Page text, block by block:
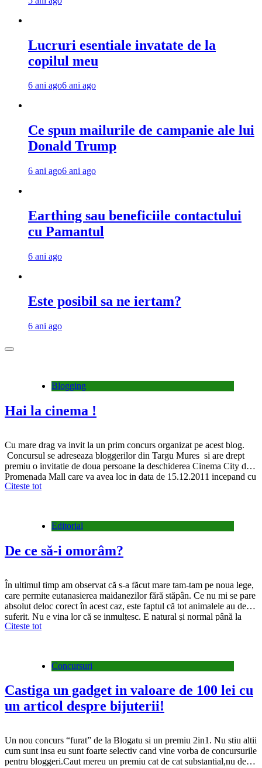
Lucruri esentiale invatate de la
copilul meu
6 ani ago6 ani ago
Ce spun mailurile de campanie ale lui
Donald Trump
6 ani ago6 ani ago
Earthing sau beneficiile contactului
cu Pamantul
6 ani ago
Este posibil sa ne iertam?
6 ani ago
Blogging
Hai la cinema !
Cu mare drag va invit la un prim concurs organizat pe acest blog.
Concursul se adreseaza bloggerilor din Targu Mures si are drept
premiu o invitatie de doua persoane la deschiderea Cinema City din
Promenada Mall care va avea loc in data de 15.12.2011 incepand cu
orele 19.00 . Din proprie experienta va spun ca…
Citeste tot
Editorial
De ce să-i omorâm?
În ultimul timp am observat că s-a făcut mare tam-tam pe noua lege,
care permite eutanasierea maidanezilor fără stăpân. Ce nu mi se pare
absolut deloc corect în acest caz, este faptul că tot animalele au de
suferit. Nu e vina lor că se inmulțesc. E natural și normal până la
urmă. Oamenii, în schimb…
Citeste tot
Concursuri
Castiga un gadget in valoare de 100 lei cu
un articol despre bijuterii!
Un nou concurs “furat” de la Blogatu si un premiu 2in1. Nu stiu altii
cum sunt insa eu sunt foarte selectiv cand vine vorba de concursurile
pentru bloggeri.Caut mereu un premiu cat de cat substantial,nu de